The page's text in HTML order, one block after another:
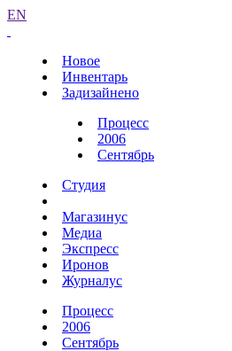
EN
Новое
Инвентарь
Задизайнено
Процесс
2006
Сентябрь
Студия
Магазинус
Медиа
Экспресс
Иронов
Журналус
Процесс
2006
Сентябрь